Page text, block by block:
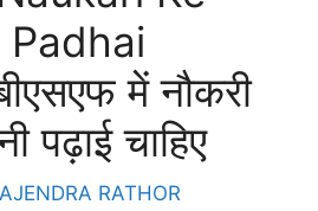
में नौकरी
पढ़ाई चाहिए
RATHOR